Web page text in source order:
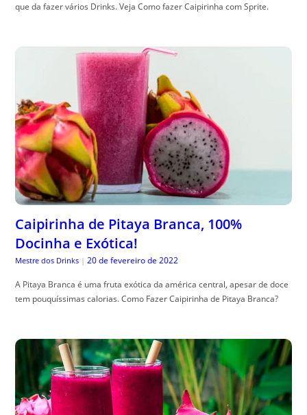
que da fazer vários Drinks. Veja Como fazer Caipirinha com Sprite.
Caipirinha de Pitaya Branca, 100%
Docinha e Exótica!
Mestre dos Drinks | 20 de fevereiro de 2022
A Pitaya Branca é uma fruta exótica da américa central, apesar de doce
tem pouquíssimas calorias. Como Fazer Caipirinha de Pitaya Branca?